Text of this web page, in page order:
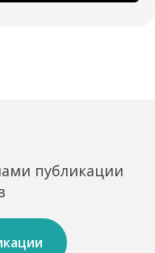
публикации